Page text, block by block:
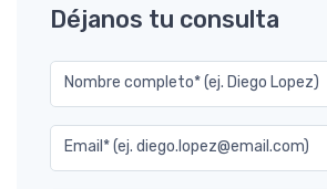
Déjanos tu consulta
Nombre completo* (ej. Diego Lopez)
Email* (ej. diego.lopez@email.com)